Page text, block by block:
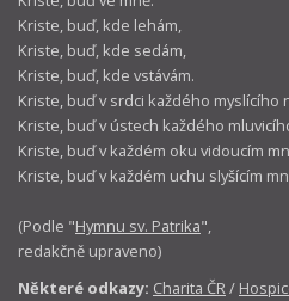
Kriste, buď, kde lehám,
Kriste, buď, kde sedám,
Kriste, buď, kde vstávám.
Kriste, buď v srdci každého myslícího
Kriste, buď v ústech každého
Kriste, buď v každém oku vidoucím
Kriste, buď v každém uchu slyšícím
(Podle "Hymnu sv. Patrika",
redakčně upraveno)
Některé odkazy: Charita ČR/